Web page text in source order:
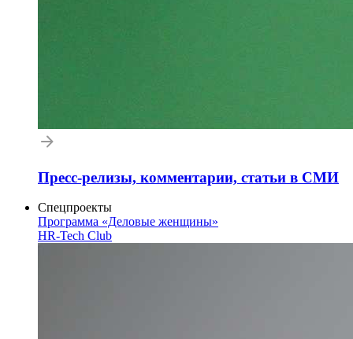
Пресс-релизы, комментарии, статьи в СМИ
Спецпроекты
Программа «Деловые женщины»
HR-Tech Club